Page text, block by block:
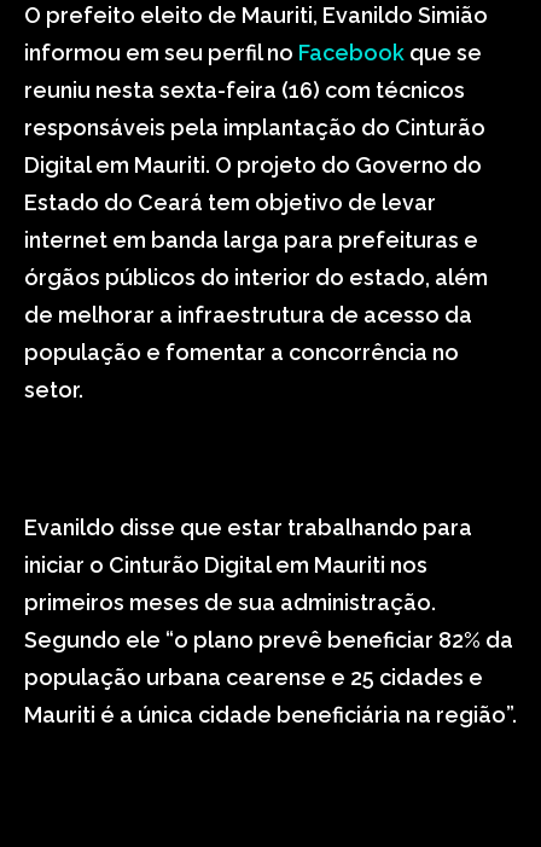
O prefeito eleito de Mauriti, Evanildo Simião
informou em seu perfil no Facebook que se
reuniu nesta sexta-feira (16) com técnicos
responsáveis pela implantação do Cinturão
Digital em Mauriti. O projeto do Governo do
Estado do Ceará tem objetivo de levar
internet em banda larga para prefeituras e
órgãos públicos do interior do estado, além
de melhorar a infraestrutura de acesso da
população e fomentar a concorrência no
setor.
Evanildo disse que estar trabalhando para
iniciar o Cinturão Digital em Mauriti nos
primeiros meses de sua administração.
Segundo ele “o plano prevê beneficiar 82% da
população urbana cearense e 25 cidades e
Mauriti é a única cidade beneficiária na região”.